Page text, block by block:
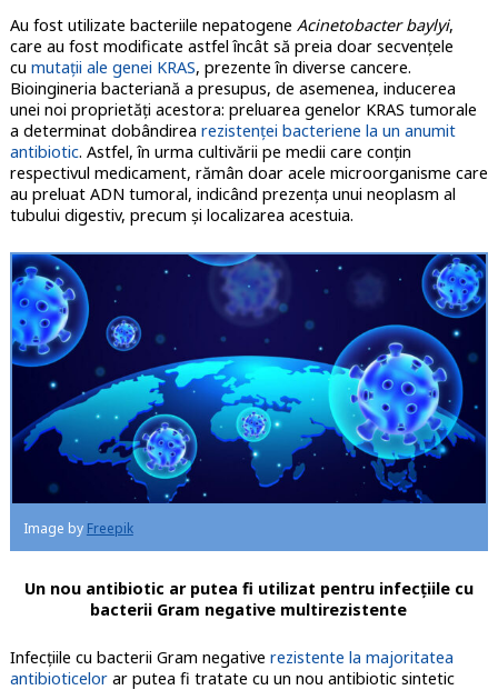
Au fost utilizate bacteriile nepatogene Acinetobacter baylyi,
care au fost modificate astfel încât să preia doar secvenţele
cu mutaţii ale genei KRAS, prezente în diverse cancere.
Bioingineria bacteriană a presupus, de asemenea, inducerea
unei noi proprietăţi acestora: preluarea genelor KRAS tumorale
a determinat dobândirea rezistenţei bacteriene la un anumit
antibiotic. Astfel, în urma cultivării pe medii care conţin
respectivul medicament, rămân doar acele microorganisme care
au preluat ADN tumoral, indicând prezenţa unui neoplasm al
tubului digestiv, precum şi localizarea acestuia.
Image by Freepik
Un nou antibiotic ar putea fi utilizat pentru infecţiile cu
bacterii Gram negative multirezistente
Infecţiile cu bacterii Gram negative rezistente la majoritatea
antibioticelorar putea fi tratate cu un nou antibiotic sintetic